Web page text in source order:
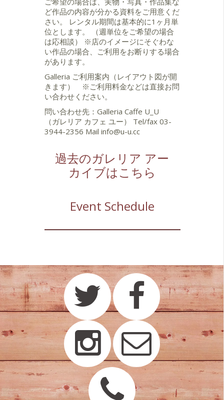
ど作品の内容が分かる資料をご用意くだ
さい。 レンタル期間は基本的に1ヶ月単
位とします。 （週単位をご希望の場合
は応相談） ※店のイメージにそぐわな
い作品の場合、ご利用をお断りする場合
があります。
Galleria ご利用案内（レイアウト図が開
きます）
※ご利用料金などは直接お問
い合わせください。
問い合わせ先：Galleria Caffe U_U
（ガレリア カフェ ユー） Tel/fax 03-
3944-2356 Mail info@u-u.cc
過去のガレリア アー
カイブはこちら
Event Schedule